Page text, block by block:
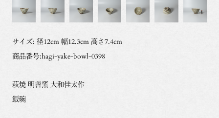
サイズ: 径12cm 幅12.3cm 高さ7.4cm
商品番号:hagi-yake-bowl-0398
萩焼 明善窯 大和佳太作
飯碗